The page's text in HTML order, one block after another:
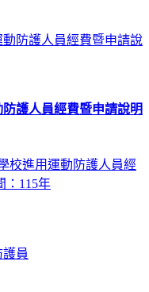
護人員經費暨申請說明
校進用運動防護人員經
：115年